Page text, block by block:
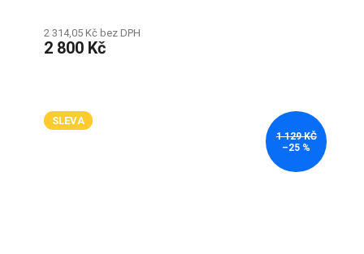
2 314,05 Kč bez DPH
2 800 Kč
SLEVA
1 129 KČ
–25 %